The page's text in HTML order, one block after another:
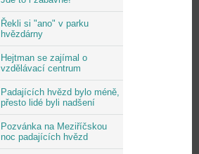
Řekli si "ano" v parku
hvězdárny
Hejtman se zajímal o
vzdělávací centrum
Padajících hvězd bylo méně,
přesto lidé byli nadšení
Pozvánka na Meziříčskou
noc padajících hvězd